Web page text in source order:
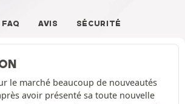
FAQ AVIS SÉCURITÉ
le marché beaucoup de nouveautés
avoir présenté sa toute nouvelle